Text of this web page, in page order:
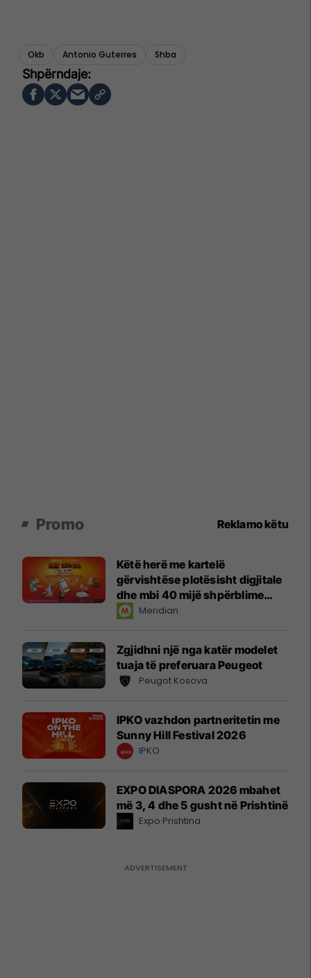
Okb Antonio Guterres Shba
Promo Reklamo këtu
Këtë herë me kartelë
gërvishtëse plotësisht digjitale
dhe mbi 40 mijë shpërblime
instant!Meridian
Zgjidhni një nga katër modelet
tuaja të preferuara Peugeot
Peugot Kosova
IPKO vazhdon partneritetin me
Sunny Hill Festival 2026
IPKO
EXPO DIASPORA 2026 mbahet
më 3, 4 dhe 5 gusht në Prishtinë
Expo Prishtina